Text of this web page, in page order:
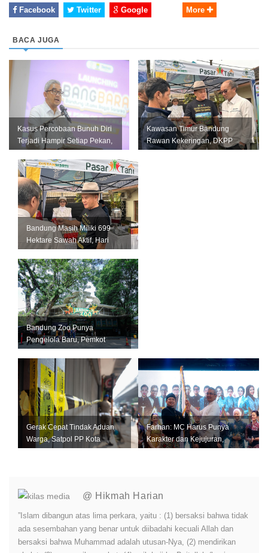
Facebook Twitter Google More
BACA JUGA
Kasus Percobaan Bunuh Diri
Terjadi Hampir Setiap Pekan,
Kawasan Timur Bandung
Rawan Kekeringan, DKPP
Bandung Masih Miliki 699
Hektare Sawah Aktif, Hari
Momentum...
Bandung Zoo Punya
Pengelola Baru, Pemkot
dan Transisi ...
Gerak Cepat Tindak Aduan
Warga, Satpol PP Kota
Farhan: MC Harus Punya
Karakter dan Kejujuran,
@ Hikmah Harian
”Islam dibangun atas lima perkara, yaitu : (1) bersaksi bahwa tidak
ada sesembahan yang benar untuk diibadahi kecuali Allah dan
bersaksi bahwa Muhammad adalah utusan-Nya, (2) mendirikan